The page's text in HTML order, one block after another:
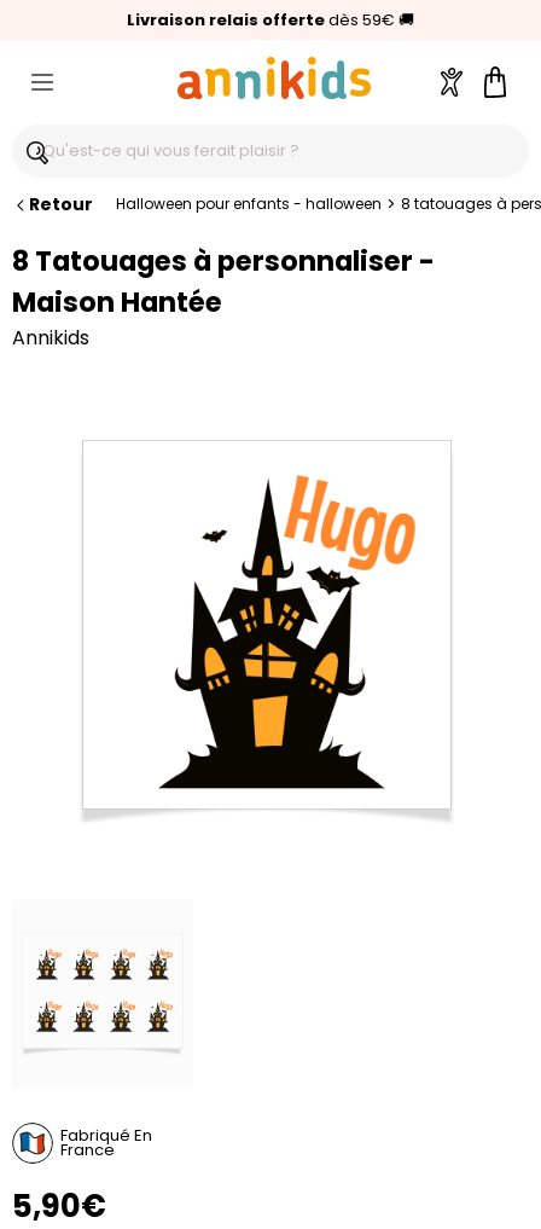
Livraison relais offertedès 59€ 🚚
🥇Palmarès Capital 2025 :Annikids N°1
⭐⭐⭐⭐⭐4,6/5(24 000 avis clients)
Compte
Retour Halloween pour enfants - halloween > 8 tatouages à
8 Tatouages à personnaliser -
Maison Hantée
Annikids
Fabriqué En
France
5,90€